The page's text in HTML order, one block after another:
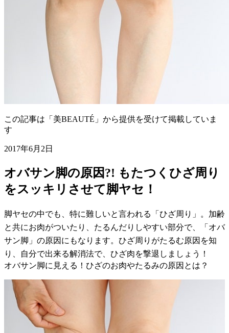
この記事は「美BEAUTÉ」から提供を受けて掲載していま
す
2017年6月2日
オバサン脚の原因?! もたつくひざ周り
をスッキリさせて脚ヤセ！
脚ヤセの中でも、特に難しいと言われる「ひざ周り」。加齢
と共にお肉がついたり、たるんだりしやすい部分で、「オバ
サン脚」の原因にもなります。ひざ周りがたるむ原因を知
り、自分で出来る解消法で、ひざ肉を撃退しましょう！
オバサン脚に見える！ひざのお肉やたるみの原因とは？